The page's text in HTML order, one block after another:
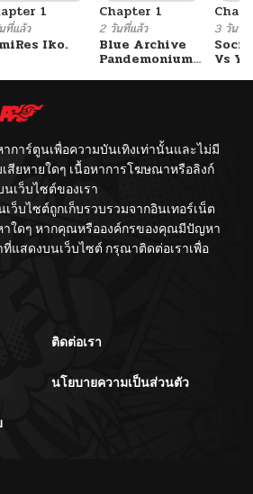
02/15/2026
02/15/2026
02/15/2026
1
ที่แล้ว
Iko.
Chapter 1
2 วันที่แล้ว
Blue Archive
Pandemonium
3 วันที่
Vs
การ์ตูนเพื่อความบันเทิงเท่านั้นและไม่มี
สียหายใดๆ เนื้อหาการโฆษณาหรือลิงก์
เว็บไซต์ของเรา
บไซต์ถูกเก็บรวบรวมจากอินเทอร์เน็ต
าใดๆ หากคุณหรือองค์กรของคุณมีปัญหา
ที่แสดงบนเว็บไซต์ กรุณาติดต่อเราเพื่อ
ติดต่อเรา
นโยบายความเป็นส่วนตัว